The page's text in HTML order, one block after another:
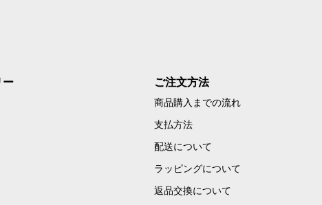
ー ご注文方法
商品購入までの流れ
支払方法
配送について
ラッピングについて
返品交換について